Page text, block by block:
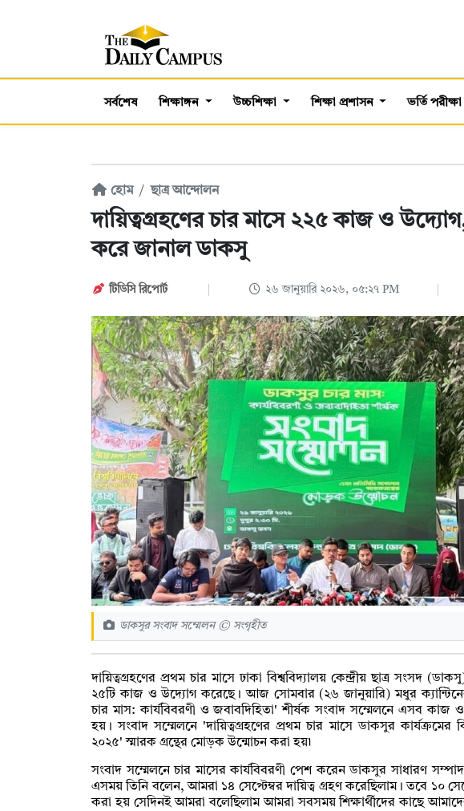
সর্বশেষ শিক্ষাঙ্গন উচ্চশিক্ষা শিক্ষা প্রশাসন ভর্তি পরীক্ষা
হোম ছাত্র আন্দোলন
দায়িত্বগ্রহণের চার মাসে ২২৫ কাজ ও
করে জানাল ডাকসু
টিডিসি রিপোর্ট ২৬ জানুয়ারি ২০২৬, ০৫:২৭ PM
ডাকসুর সংবাদ সম্মেলন © সংগৃহীত
দায়িত্বগ্রহণের প্রথম চার মাসে ঢাকা বিশ্ববিদ্যালয় কেন্দ্রীয় ছাত্র সংসদ
২৫টি কাজ ও উদ্যোগ করেছে। আজ সোমবার (২৬ জানুয়ারি) মধুর
চার মাস: কার্যবিবরণী ও জবাবদিহিতা' শীর্ষক সংবাদ সম্মেলনে এসব কাজ
হয়। সংবাদ সম্মেলনে 'দায়িত্বগ্রহণের প্রথম চার মাসে ডাকসুর কার্যক্রমের
২০২৫' স্মারক গ্রন্থের মোড়ক উন্মোচন করা হয়৷
সংবাদ সম্মেলনে চার মাসের কার্যবিবরণী পেশ করেন ডাকসুর সাধারণ
এসময় তিনি বলেন, আমরা ১৪ সেপ্টেম্বর দায়িত্ব গ্রহণ করেছিলাম। তবে ১০
করা হয় সেদিনই আমরা বলেছিলাম আমরা সবসময় শিক্ষার্থীদের কাছে